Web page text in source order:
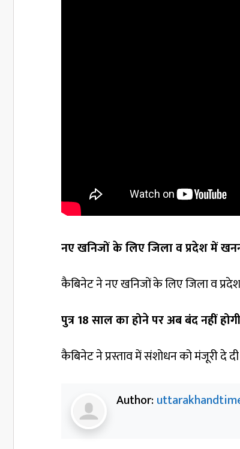
नए खनिजों के लिए जिला व प्रदेश में
कैबिनेट ने नए खनिजों के लिए जिला व
पुत्र 18 साल का होने पर अब बंद नहीं
कैबिनेट ने प्रस्ताव में संशोधन को मंजूरी दे
Author: